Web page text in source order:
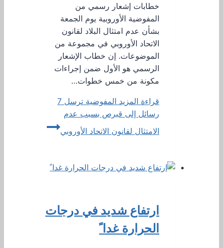
خطابات إشعار رسمي من
المفوضية الأوروبية يوم الجمعة
بشأن عدم امتثال البلاد لقانون
الاتحاد الأوروبي في مجموعة من
الموضوعات. إن خطاب الإشعار
الرسمي هو الأول ضمن إجراءات
مكونة من خمس خطوات…
قراءة المزيد
المفوضية ترسل 7
رسائل إلى قبرص بسبب عدم
الامتثال لقانون الاتحاد الأوروبي
ارتفاع شديد في درجات
الحرارة غدا ً